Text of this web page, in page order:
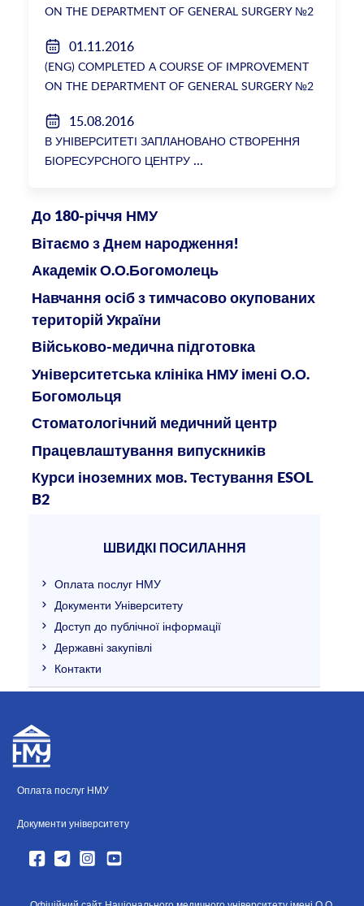
ON THE DEPARTMENT OF GENERAL SURGERY №2
01.11.2016
(ENG) COMPLETED A COURSE OF IMPROVEMENT
ON THE DEPARTMENT OF GENERAL SURGERY №2
15.08.2016
В УНІВЕРСИТЕТІ ЗАПЛАНОВАНО СТВОРЕННЯ
БІОРЕСУРСНОГО ЦЕНТРУ
До 180-річчя НМУ
Вітаємо з Днем народження!
Академік О.О.Богомолець
Навчання осіб з тимчасово окупованих
територій України
Військово-медична підготовка
Університетська клініка НМУ імені О.О.
Богомольця
Стоматологічний медичний центр
Працевлаштування випускників
Курси іноземних мов. Тестування ESOL
B2
ШВИДКІ ПОСИЛАННЯ
Оплата послуг НМУ
Документи Університету
Доступ до публічної інформації
Державні закупівлі
Контакти
Оплата послуг НМУ
Документи університету